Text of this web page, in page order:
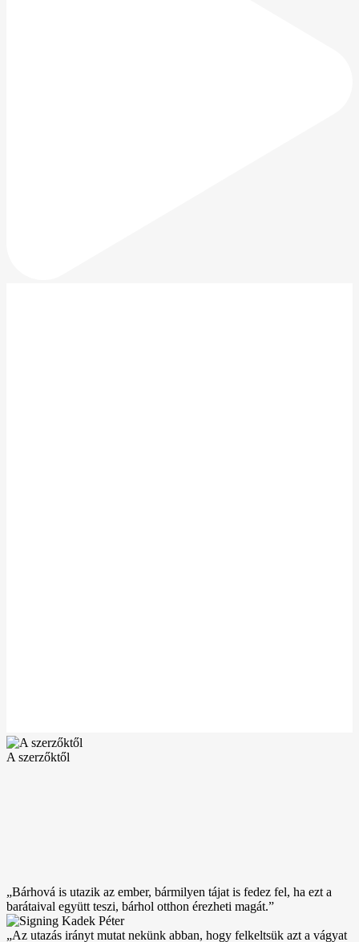
A szerzőktől
„Bárhová is utazik az ember, bármilyen tájat is fedez fel, ha ezt a
barátaival együtt teszi, bárhol otthon érezheti magát.”
„Az utazás irányt mutat nekünk abban, hogy felkeltsük azt a vágyat